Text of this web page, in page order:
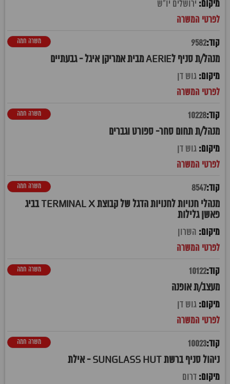
ירושלים יו"ש
9582
מנהל/ת סניף לAERIE מבית אמריקן איגל - גבעתיים
משרה חמה
גוש דן
10228
מנהל/ת תחום סחר- ספורט וגברים
משרה חמה
גוש דן
8547
מנהלי חנויות לחנויות הדגל של קבוצת TERMINAL X בביג
פאשן גלילות
משרה חמה
השרון
10122
מעצב/ת אופנה
משרה חמה
גוש דן
10023
ניהול סניף ברשת SUNGLASS HUT - אילת
משרה חמה
דרום